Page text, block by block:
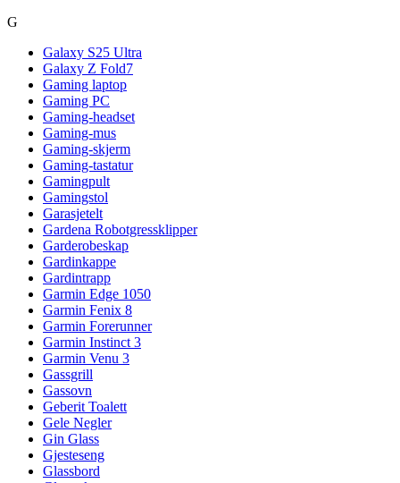
G
Galaxy S25 Ultra
Galaxy Z Fold7
Gaming laptop
Gaming PC
Gaming-headset
Gaming-mus
Gaming-skjerm
Gaming-tastatur
Gamingpult
Gamingstol
Garasjetelt
Gardena Robotgressklipper
Garderobeskap
Gardinkappe
Gardintrapp
Garmin Edge 1050
Garmin Fenix 8
Garmin Forerunner
Garmin Instinct 3
Garmin Venu 3
Gassgrill
Gassovn
Geberit Toalett
Gele Negler
Gin Glass
Gjesteseng
Glassbord